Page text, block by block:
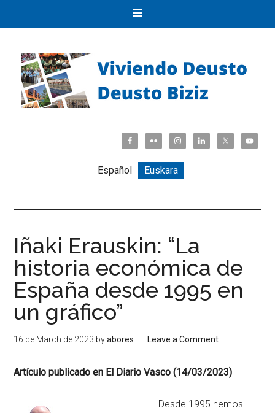
Español Euskara
Iñaki Erauskin: “La
historia económica de
España desde 1995 en
un gráfico”
16 de March de 2023 byabores Leave a Comment
Artículo publicado en El Diario Vasco (14/03/2023)
Desde 1995 hemos